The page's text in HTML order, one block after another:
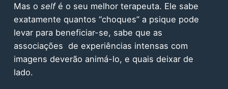
Mas o selfé o seu melhor terapeuta. Ele sabe
exatamente quantos “choques” a psique pode
levar para beneficiar-se, sabe que as
associações de experiências intensas com
imagens deverão animá-lo, e quais deixar de
lado.